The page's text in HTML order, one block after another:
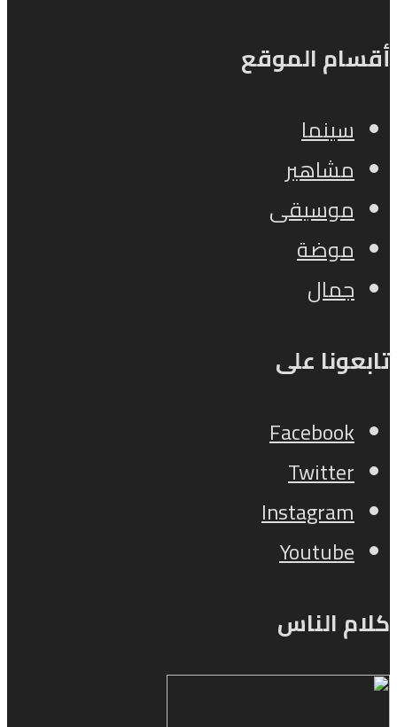
أقسام الموقع
سينما
مشاهير
موسيقى
موضة
جمال
تابعونا على
Facebook
Twitter
Instagram
Youtube
كلام الناس